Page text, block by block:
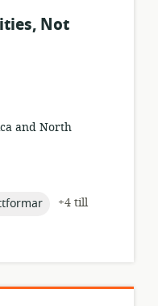
Not
and North
+4 till